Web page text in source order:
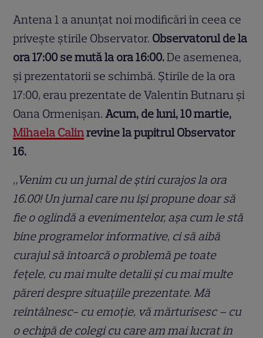
Antena 1 a anunțat noi modificări în ceea ce
privește știrile Observator. Observatorul de la
ora 17:00 se mută la ora 16:00.De asemenea,
și prezentatorii se schimbă. Știrile de la ora
17:00, erau prezentate de Valentin Butnaru și
Oana Ormenişan.Acum, de luni, 10 martie,
Mihaela Calinrevine la pupitrul Observator
16.
„Venim cu un jurnal de ştiri curajos la ora
16.00! Un jurnal care nu îşi propune doar să
fie o oglindă a evenimentelor, aşa cum le stă
bine programelor informative, ci să aibă
curajul să întoarcă o problemă pe toate
fețele, cu mai multe detalii şi cu mai multe
păreri despre situaţiile prezentate. Mă
reîntâlnesc- cu emoție, vă mărturisesc – cu
o echipă de colegi cu care am mai lucrat în